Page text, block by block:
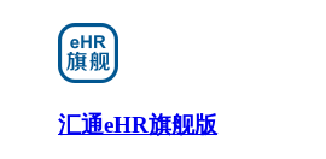
汇通eHR旗舰版